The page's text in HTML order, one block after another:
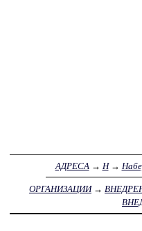
АДРЕСА→ Н→
ОРГАНИЗАЦИИ→